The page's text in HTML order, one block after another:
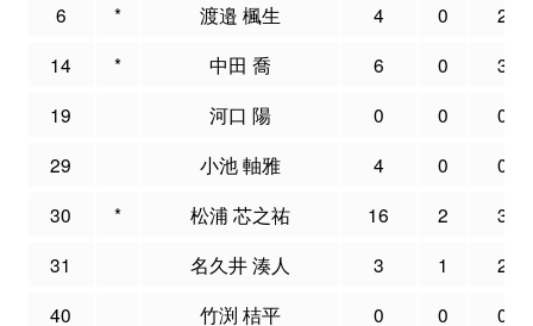
6
* 渡邉 楓生 4 0
2
14
* 中田 喬 6 0
3
19
河口 陽 0 0
0
29
小池 軸雅 4 0
0
30
* 松浦 芯之祐 16 2
3
31
名久井 湊人 3 1
2
40
竹渕 桔平 0 0
0